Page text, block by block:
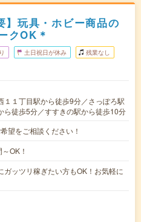
】玩具・ホビー商品の
クOK＊
土日祝日が休み 残業なし
１１丁目駅から徒歩9分／さっぽろ駅
ら徒歩5分／すすきの駅から徒歩10分
望をご相談ください！
OK！
ガッツリ稼ぎたい方もOK！お気軽に